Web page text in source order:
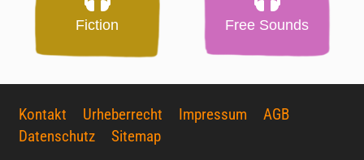
Fiction Free Sounds
Kontakt Urheberrecht Impressum
AGB
Datenschutz
Sitemap